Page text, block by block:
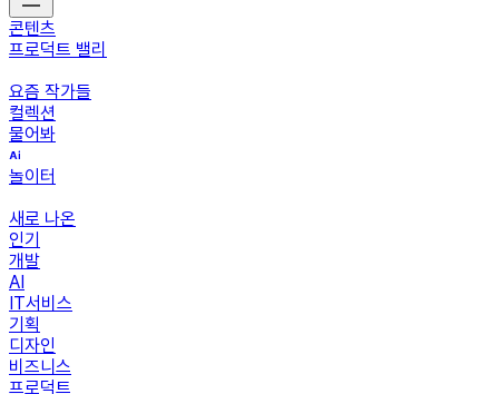
콘텐츠
프로덕트 밸리
요즘 작가들
컬렉션
물어봐
놀이터
새로 나온
인기
개발
AI
IT서비스
기획
디자인
비즈니스
프로덕트